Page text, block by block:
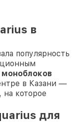
в
популярность
моноблоков
в Казани —
на которое
для